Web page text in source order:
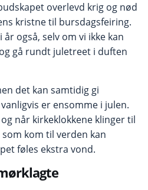
overlevd krig og nød
kristne til bursdagsfeiring.
år også, selv om vi ikke kan
gå rundt juletreet i duften
det kan samtidig gi
er ensomme i julen.
når kirkeklokkene klinger til
kom til verden kan
føles ekstra vond.